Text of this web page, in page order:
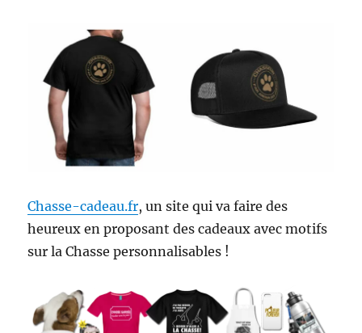
Chasse-cadeau.fr, un site qui va faire des
heureux en proposant des cadeaux avec motifs
sur la Chasse personnalisables !